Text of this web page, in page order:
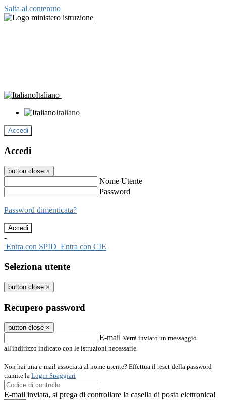
Salta al contenuto
Italiano
Italiano
Accedi
Accedi
button close ×
Nome Utente
Password
Password dimenticata?
-
Entra con SPID Entra con CIE
Seleziona utente
button close ×
Recupero password
button close ×
E-mail Verrà inviato un messaggio
all'indirizzo indicato con le istruzioni necessarie.
Non hai una e-mail associata al nome utente? Effettua il reset della password
tramite la Login Spaggiari
E-mail inviata, si prega di controllare la casella di posta elettronica!